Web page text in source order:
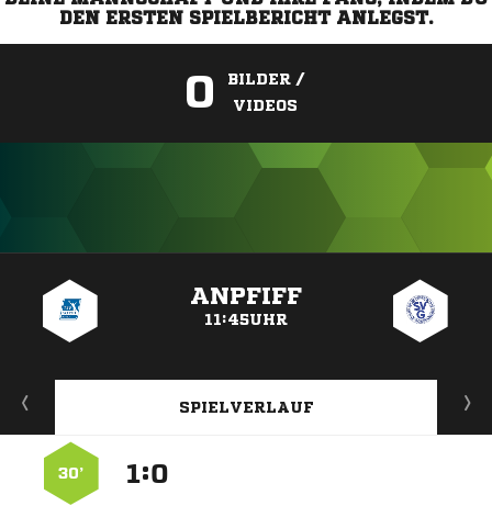
DEN ERSTEN SPIELBERICHT ANLEGST.
0
BILDER /
VIDEOS
ANPFIFF
11:45UHR
SPIELVERLAUF
:
30’